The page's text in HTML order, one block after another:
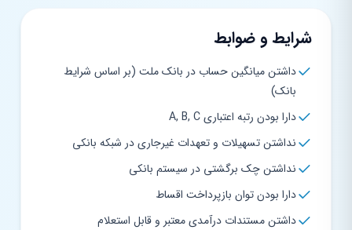
شرایط و ضوابط
داشتن میانگین حساب در بانک ملت (بر اساس شرایط
بانک)
دارا بودن رتبه اعتباری A, B, C
نداشتن تسهیلات و تعهدات غیرجاری در شبکه بانکی
نداشتن چک برگشتی در سیستم بانکی
دارا بودن توان بازپرداخت اقساط
داشتن مستندات درآمدی معتبر و قابل استعلام